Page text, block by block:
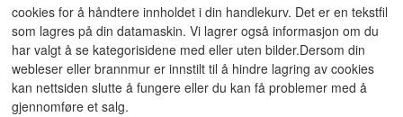
cookies for å håndtere innholdet i din handlekurv. Det er en tekstfil
som lagres på din datamaskin. Vi lagrer også informasjon om du
har valgt å se kategorisidene med eller uten bilder.Dersom din
webleser eller brannmur er innstilt til å hindre lagring av cookies
kan nettsiden slutte å fungere eller du kan få problemer med å
gjennomføre et salg.